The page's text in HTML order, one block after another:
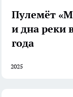
Пулемёт
и дна реки
года
2025